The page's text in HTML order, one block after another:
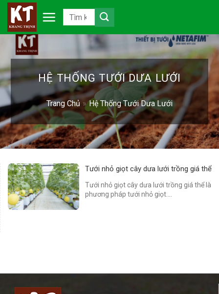
Chuyển
nội
HỆ THỐNG TƯỚI DƯA LƯỚI
Trang Chủ » Hệ Thống Tưới Dưa Lưới
Tưới nhỏ giọt cây dưa lưới trồng giá thể
Tưới nhỏ giọt cây dưa lưới trồng giá thể là
phương pháp tưới nhỏ giọt....